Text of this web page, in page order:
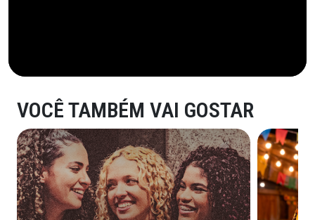
VOCÊ TAMBÉM VAI GOSTAR